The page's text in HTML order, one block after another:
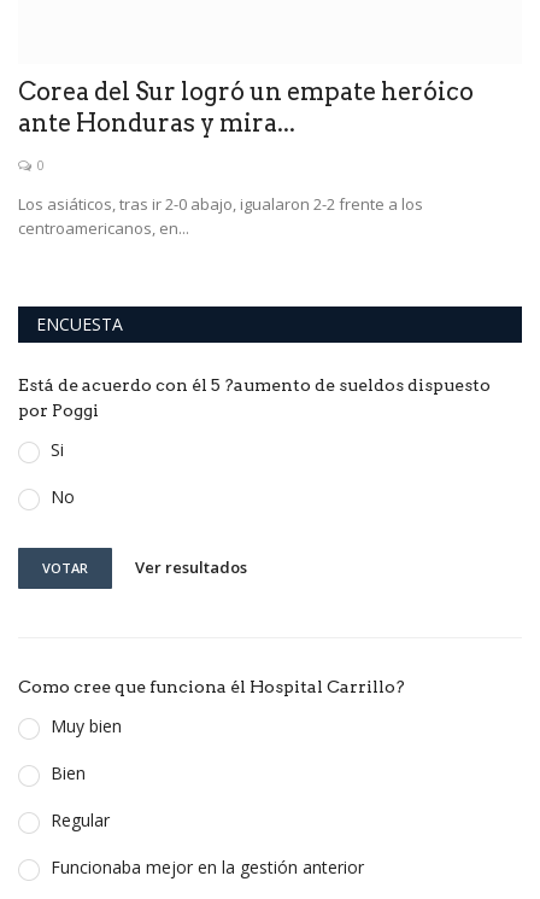
Corea del Sur logró un empate heróico
ante Honduras y mira...
0
Los asiáticos, tras ir 2-0 abajo, igualaron 2-2 frente a los
centroamericanos, en...
ENCUESTA
Está de acuerdo con él 5 ?aumento de sueldos dispuesto
por Poggi
Si
No
VOTAR Ver resultados
Como cree que funciona él Hospital Carrillo?
Muy bien
Bien
Regular
Funcionaba mejor en la gestión anterior